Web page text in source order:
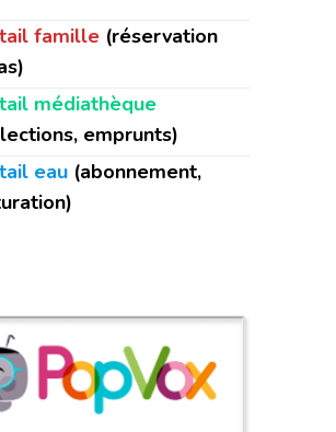
famille (réservation
médiathèque
emprunts)
eau (abonnement,